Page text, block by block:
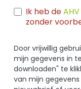
Ik heb deAHV
zonder
Door vrijwillig
mijn gegevens in
downloaden" te
van mijn